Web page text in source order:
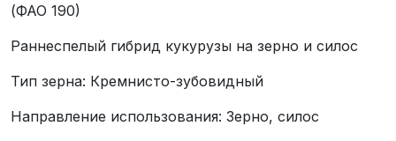
(ФАО 190)
Раннеcпелый гибрид кукурузы на зерно и силос
Тип зерна: Кремнисто-зубовидный
Направление использования: Зерно, силос